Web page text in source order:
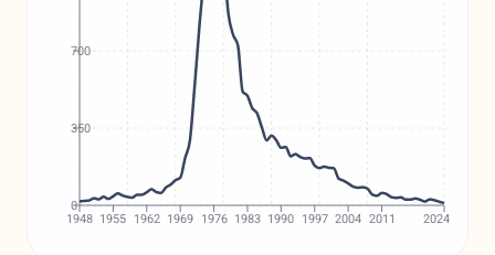
1948 1955 1962 1969 1976 1983 1990 1997 2004 2011 2024
0
350
700